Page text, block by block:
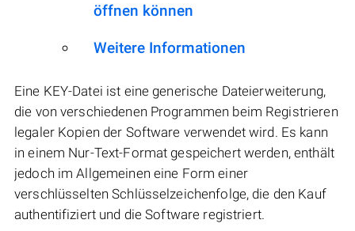
öffnen können
Weitere Informationen
Eine KEY-Datei ist eine generische Dateierweiterung,
die von verschiedenen Programmen beim Registrieren
legaler Kopien der Software verwendet wird. Es kann
in einem Nur-Text-Format gespeichert werden, enthält
jedoch im Allgemeinen eine Form einer
verschlüsselten Schlüsselzeichenfolge, die den Kauf
authentifiziert und die Software registriert.